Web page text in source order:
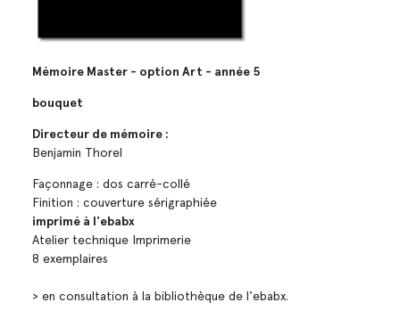
Mémoire Master - option Art - année 5
bouquet
Directeur de mémoire :
Benjamin Thorel
Façonnage : dos carré-collé
Finition : couverture sérigraphiée
imprimé à l'ebabx
Atelier technique Imprimerie
8 exemplaires
> en consultation à la bibliothèque de l'ebabx.